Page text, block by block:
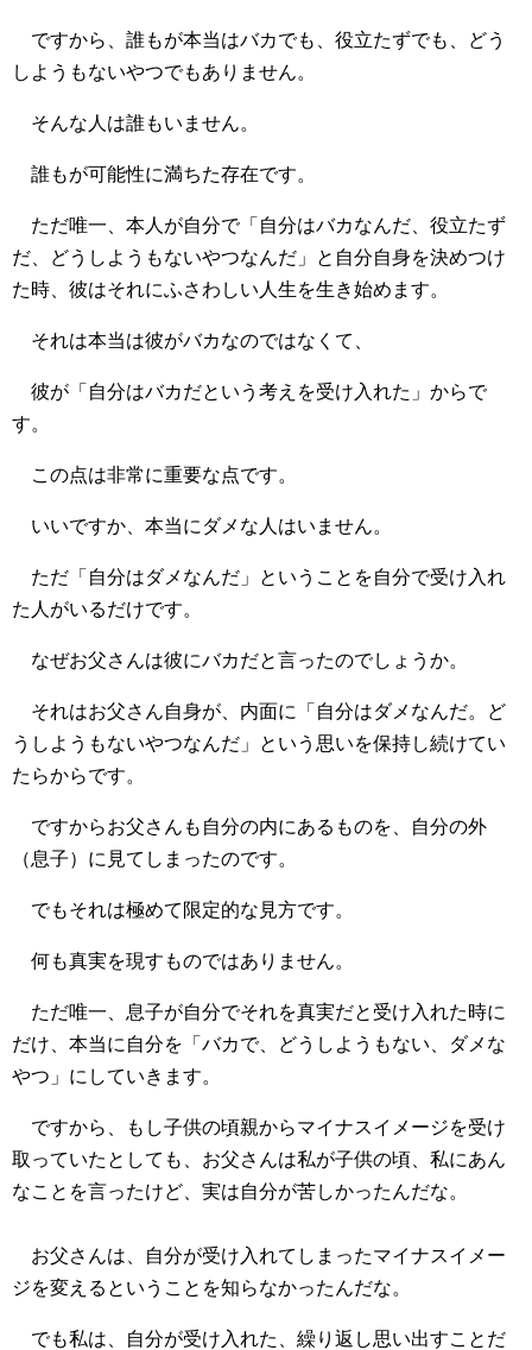
ですから、誰もが本当はバカでも、役立たずでも、どう
しようもないやつでもありません。
そんな人は誰もいません。
誰もが可能性に満ちた存在です。
ただ唯一、本人が自分で「自分はバカなんだ、役立たず
だ、どうしようもないやつなんだ」と自分自身を決めつけ
た時、彼はそれにふさわしい人生を生き始めます。
それは本当は彼がバカなのではなくて、
彼が「自分はバカだという考えを受け入れた」からで
す。
この点は非常に重要な点です。
いいですか、本当にダメな人はいません。
ただ「自分はダメなんだ」ということを自分で受け入れ
た人がいるだけです。
なぜお父さんは彼にバカだと言ったのでしょうか。
それはお父さん自身が、内面に「自分はダメなんだ。ど
うしようもないやつなんだ」という思いを保持し続けてい
たらからです。
ですからお父さんも自分の内にあるものを、自分の外
（息子）に見てしまったのです。
でもそれは極めて限定的な見方です。
何も真実を現すものではありません。
ただ唯一、息子が自分でそれを真実だと受け入れた時に
だけ、本当に自分を「バカで、どうしようもない、ダメな
やつ」にしていきます。
ですから、もし子供の頃親からマイナスイメージを受け
取っていたとしても、お父さんは私が子供の頃、私にあん
なことを言ったけど、実は自分が苦しかったんだな。
お父さんは、自分が受け入れてしまったマイナスイメー
ジを変えるということを知らなかったんだな。
でも私は、自分が受け入れた、繰り返し思い出すことだ